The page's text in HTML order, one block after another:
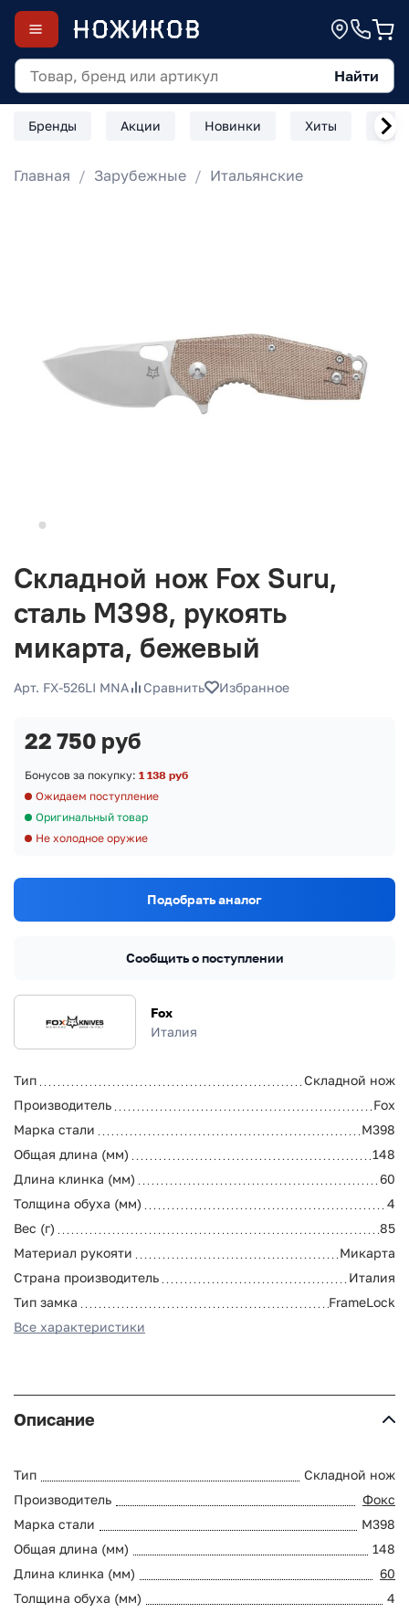
Найти
Бренды Акции Новинки Хиты
Главная Зарубежные Итальянские
Складной нож Fox Suru,
сталь M398, рукоять
микарта, бежевый
Арт. FX-526LI MNA Сравнить Избранное
Fox
Италия
Тип
Складной нож
Производитель
Fox
Марка стали
M398
Общая длина (мм)
148
Длина клинка (мм)
60
Толщина обуха (мм)
4
Вес (г)
85
Материал рукояти
Микарта
Страна производитель
Италия
Тип замка
FrameLock
Все характеристики
22 750 руб
Бонусов за покупку: 1 138 руб
Ожидаем поступление
Оригинальный товар
Не холодное оружие
Подобрать аналог
Сообщить о поступлении
Описание
Тип
Складной нож
Производитель
Фокс
Марка стали
M398
Общая длина (мм)
148
Длина клинка (мм)
60
Толщина обуха (мм)
4